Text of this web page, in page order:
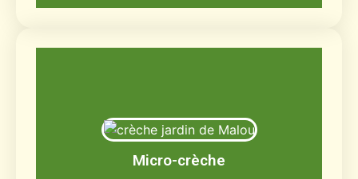
Micro-crèche
Le jardin de Malou
à 3 ans